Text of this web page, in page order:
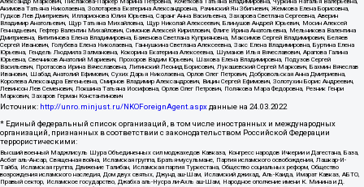
Александр Маркович, Пислакова-Паркер Марина Петровна, Кочеткова Татьяна Владимировна, Чуркина Наталья Валерьевна,
Акимова Татьяна Николаевна, Золотарева Екатерина Александровна, Рачинский Ян Збигневич, Жемкова Елена Борисовна,
Гудков Лев Дмитриевич, Илларионова Юлия Юрьевна, Саранг Анна Васильевна, Захарова Светлана Сергеевна, Аверин
Владимир Анатольевич, Щур Татьяна Михайловна, Щур Николай Алексеевич, Блинушов Андрей Юрьевич, Мосин Алексей
Геннадьевич, Гефтер Валентин Михайлович, Симонов Алексей Кириллович, Флиге Ирина Анатольевна, Мельникова Валентина
Дмитриевна, Вититинова Елена Владимировна, Баженова Светлана Куприяновна, Максимов Сергей Владимирович, Беляев
Сергей Иванович, Голубева Елена Николаевна, Ганнушкина Светлана Алексеевна, Закс Елена Владимировна, Буртина Елена
Юрьевна, Гендель Людмила Залмановна, Кокорина Екатерина Алексеевна, Шуманов Илья Вячеславович, Арапова Галина
Юрьевна, Свечников Анатолий Мариевич, Прохоров Вадим Юрьевич, Шахова Елена Владимировна, Подузов Сергей
Васильевич, Протасова Ирина Вячеславовна, Литинский Леонид Борисович, Лукашевский Сергей Маркович, Бахмин Вячеслав
Иванович, Шабад Анатолий Ефимович, Сухих Дарья Николаевна, Орлов Олег Петрович, Добровольская Анна Дмитриевна,
Королева Александра Евгеньевна, Смирнов Владимир Александрович, Вицин Сергей Ефимович, Золотухин Борис Андреевич,
Левинсон Лев Семенович, Локшина Татьяна Иосифовна, Орлов Олег Петрович, Полякова Мара Федоровна, Резник Генри
Маркович, Захаров Герман Константинович
Источник: http://unro.minjust.ru/NKOForeignAgent.aspxданные на 24.03.2022
* Единый федеральный список организаций, в том числе иностранных и международных
организаций, признанных в соответствии с законодательством Российской Федерации
террористическими:
Высший военный Маджлисуль Шура Объединенных сил моджахедов Кавказа, Конгресс народов Ичкерии и Дагестана, База,
Асбат аль-Ансар, Священная война, Исламская группа, Братья-мусульмане, Партия исламского освобождения, Лашкар-И-
Тайба, Исламская группа, Движение Талибан, Исламская партия Туркестана, Общество социальных реформ, Общество
возрождения исламского наследия, Дом двух святых, Джунд аш-Шам, Исламский джихад, Аль-Каида, Имарат Кавказ, АБТО,
Правый сектор, Исламское государство, Джабха аль-Нусра ли-Ахль аш-Шам, Народное ополчение имени К. Минина и Д.